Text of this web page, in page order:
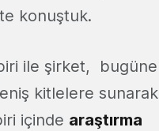
konuştuk.
ile şirket, bugüne
kitlelere sunarak
içinde araştırma